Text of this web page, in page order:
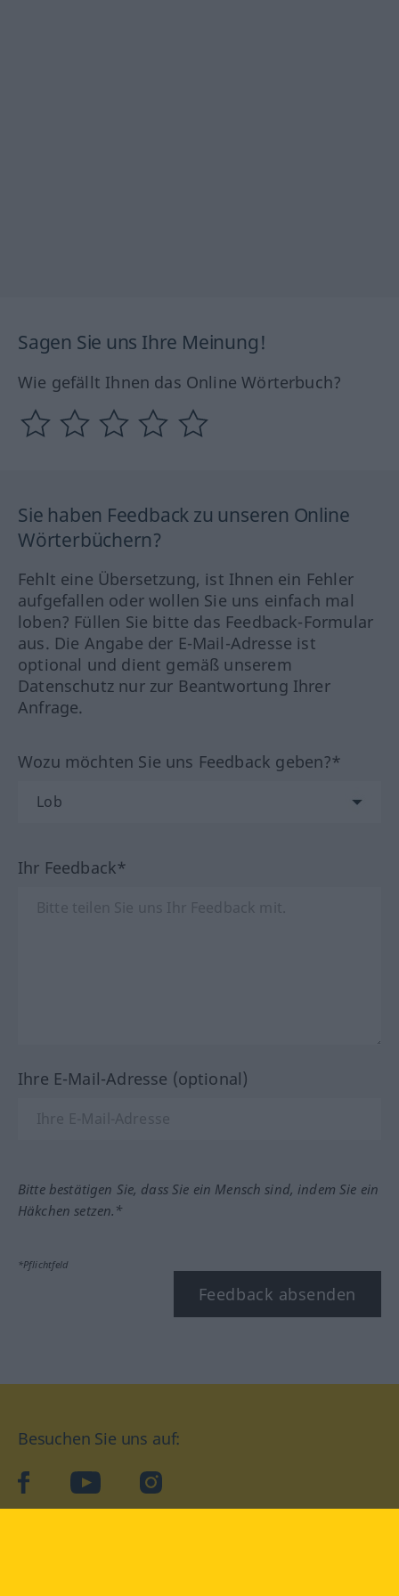
Sagen Sie uns Ihre Meinung!
Wie gefällt Ihnen das Online Wörterbuch?
Sie haben Feedback zu unseren Online
Wörterbüchern?
Fehlt eine Übersetzung, ist Ihnen ein Fehler
aufgefallen oder wollen Sie uns einfach mal
loben? Füllen Sie bitte das Feedback-Formular
aus. Die Angabe der E-Mail-Adresse ist
optional und dient gemäß unserem
Datenschutz nur zur Beantwortung Ihrer
Anfrage.
Wozu möchten Sie uns Feedback geben?*
Ihr Feedback*
Ihre E-Mail-Adresse (optional)
Bitte bestätigen Sie, dass Sie ein Mensch sind, indem Sie ein
Häkchen setzen.*
*Pflichtfeld
Feedback absenden
Besuchen Sie uns auf:
facebookYouTube Instagram